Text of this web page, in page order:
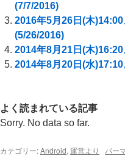
(7/7/2016)
2016年5月26日(木
(5/26/2016)
2014年8月21日(木
2014年8月20日(水
よく読まれている記事
Sorry. No data so far.
カテゴリー:Android, 運営より パー